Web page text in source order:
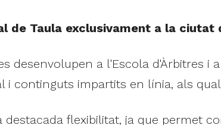
de Taula exclusivament a la ciutat
desenvolupen a l'Escola d'Àrbitres i
continguts impartits en línia, als
destacada flexibilitat, ja que permet